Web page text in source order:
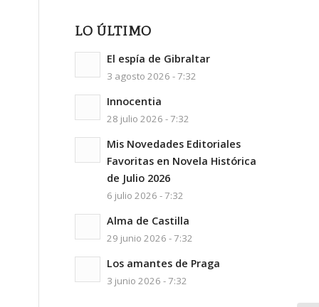
LO ÚLTIMO
El espía de Gibraltar
3 agosto 2026 - 7:32
Innocentia
28 julio 2026 - 7:32
Mis Novedades Editoriales
Favoritas en Novela Histórica
de Julio 2026
6 julio 2026 - 7:32
Alma de Castilla
29 junio 2026 - 7:32
Los amantes de Praga
3 junio 2026 - 7:32